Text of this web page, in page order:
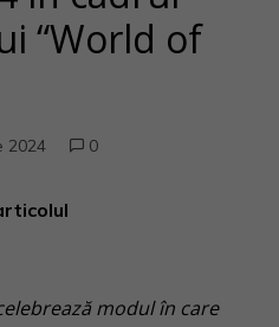
“World of
2024 0
modul în care